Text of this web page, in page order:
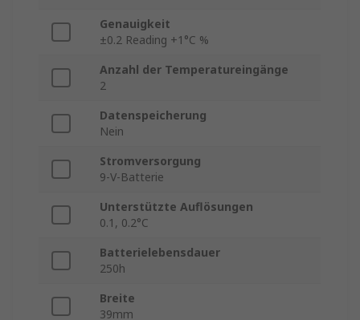
Genauigkeit
±0.2 Reading +1°C %
Anzahl der Temperatureingänge
2
Datenspeicherung
Nein
Stromversorgung
9-V-Batterie
Unterstützte Auflösungen
0.1, 0.2°C
Batterielebensdauer
250h
Breite
39mm